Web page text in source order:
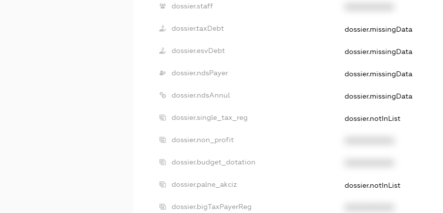
dossier.staff
dossier.taxDebt dossier.missingData
dossier.esvDebt dossier.missingData
dossier.ndsPayer dossier.missingData
dossier.ndsAnnul dossier.missingData
dossier.single_tax_reg dossier.notInList
dossier.non_profit
dossier.budget_dotation
dossier.palne_akciz dossier.notInList
dossier.bigTaxPayerReg